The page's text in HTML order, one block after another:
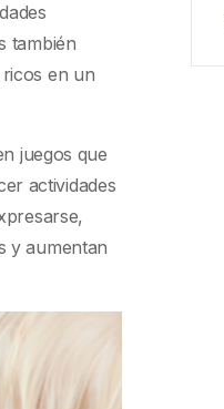
también
en un
juegos que
actividades
y aumentan